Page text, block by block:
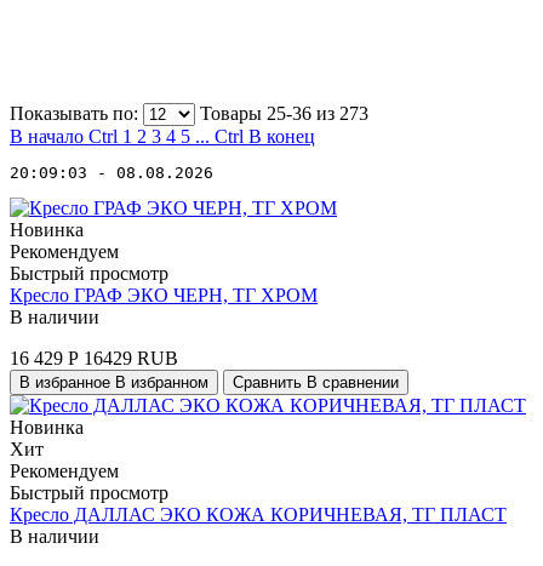
Показывать по: Товары 25-36 из 273
В начало Ctrl 1 2 3 4 5 ... Ctrl В конец
20:09:03 - 08.08.2026
Новинка
Рекомендуем
Быстрый просмотр
Кресло ГРАФ ЭКО ЧЕРН, ТГ ХРОМ
В наличии
16 429 Р 16429 RUB
В избранное В избранном Сравнить В сравнении
Новинка
Хит
Рекомендуем
Быстрый просмотр
Кресло ДАЛЛАС ЭКО КОЖА КОРИЧНЕВАЯ, ТГ ПЛАСТ
В наличии